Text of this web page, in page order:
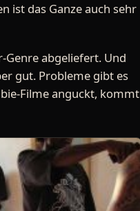
ist das Ganze auch sehr
Genre abgeliefert. Und
gut. Probleme gibt es
Filme anguckt, kommt